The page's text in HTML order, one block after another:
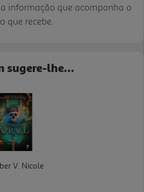
informação que acompanha o
que recebe.
sugere-lhe...
V. Nicole